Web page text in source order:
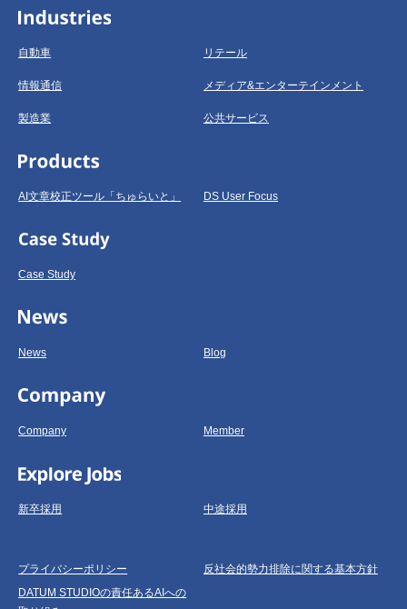
自動車 リテール
情報通信 メディア&エンターテインメント
製造業 公共サービス
AI文章校正ツール「ちゅらいと」 DS User Focus
Case Study
News Blog
Company Member
新卒採用 中途採用
プライバシーポリシー
反社会的勢力排除に関する基本方針
DATUM STUDIOの責任あるAIへの